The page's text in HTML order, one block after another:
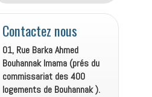
Contactez nous
01, Rue Barka Ahmed
Bouhannak Imama (prés du
commissariat des 400
logements de Bouhannak ).